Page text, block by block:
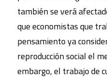
también se verá
que economistas que
pensamiento ya
reproducción social el
embargo, el trabajo de